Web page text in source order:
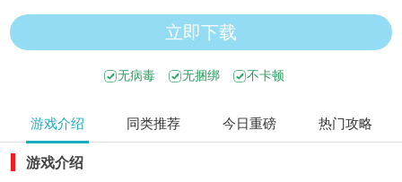
立即下载
无病毒 无捆绑 不卡顿
游戏介绍 同类推荐 今日重磅 热门攻略
游戏介绍